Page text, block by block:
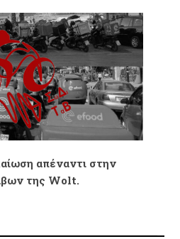
απέναντι στην
της Wolt.